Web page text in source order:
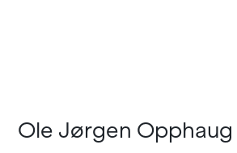
Ole Jørgen Opphaug